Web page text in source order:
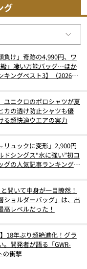
グ
負け」奇跡の4,990円、ワ
」凄い万能バッグ…ほか
キングベスト3】（2026年
ユニクロのポロシャツが夏
カの透け防止シャツも優
る超快適ウエアの実力
ュックに変形」2,900円
シングス“水に強い”初コ
の人気記事ランキングベ
開いて中身が一目瞭然！
ショルダーバッグ」は、出
高レベルだった！
18年ぶり超絶進化！グラ
。開発者が語る「GWR-
の衝撃